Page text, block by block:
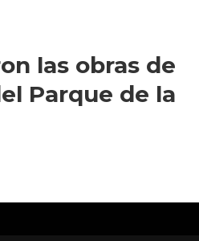
las obras de
Parque de la